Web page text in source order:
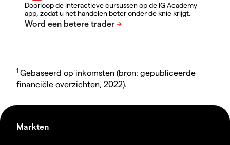
Doorloop de interactieve cursussen op de IG Academy
app, zodat u het handelen beter onder de knie krijgt.
1 Gebaseerd op inkomsten (bron: gepubliceerde
financiële overzichten, 2022).
Markten